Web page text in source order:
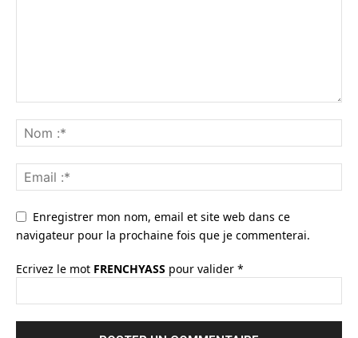
Enregistrer mon nom, email et site web dans ce
navigateur pour la prochaine fois que je commenterai.
Ecrivez le mot FRENCHYASS pour valider *